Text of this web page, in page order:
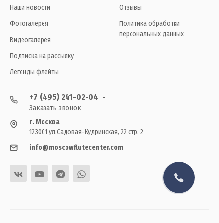
Наши новости
Фотогалерея
Видеогалерея
Подписка на рассылку
Легенды флейты
Отзывы
Политика обработки
персональных данных
+7 (495) 241-02-04
Заказать звонок
г. Москва
123001 ул.Садовая-Кудринская, 22 стр. 2
info@moscowflutecenter.com